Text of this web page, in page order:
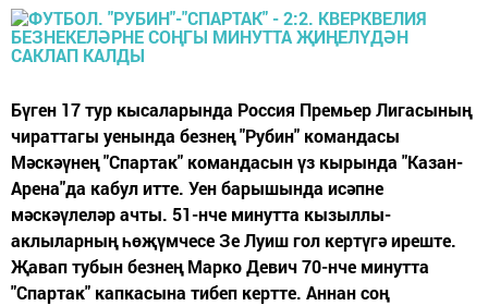
Бүген 17 тур кысаларында Россия Премьер Лигасының
чираттагы уенында безнең "Рубин" командасы
Мәскәүнең "Спартак" командасын үз кырында "Казан-
Арена"да кабул итте. Уен барышында исәпне
мәскәүлеләр ачты. 51-нче минутта кызыллы-
аклыларның һөҗүмчесе Зе Луиш гол кертүгә иреште.
Җавап тубын безнең Марко Девич 70-нче минутта
"Спартак" капкасына тибеп кертте. Аннан соң